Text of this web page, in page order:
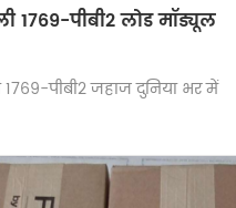
1769-पीबी2 लोड मॉड्यूल
पीबी2 जहाज दुनिया भर में